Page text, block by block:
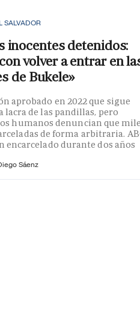
SALVADOR
inocentes detenidos:
volver a entrar en
de Bukele»
aprobado en 2022 que sigue
lacra de las pandillas, pero
humanos denuncian que
de forma arbitraria.
encarcelado durante dos años
Sáenz